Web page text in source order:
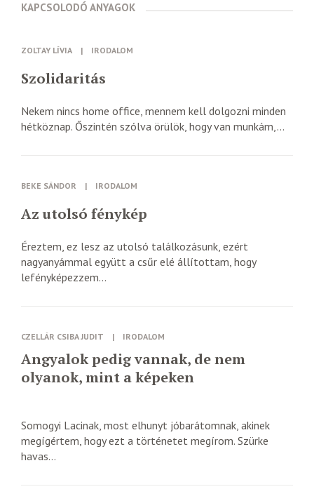
KAPCSOLODÓ ANYAGOK
ZOLTAY LÍVIA | IRODALOM
Szolidaritás
Nekem nincs home office, mennem kell dolgozni minden
hétköznap. Őszintén szólva örülök, hogy van munkám,...
BEKE SÁNDOR | IRODALOM
Az utolsó fénykép
Éreztem, ez lesz az utolsó találkozásunk, ezért
nagyanyámmal együtt a csűr elé állítottam, hogy
lefényképezzem...
CZELLÁR CSIBA JUDIT | IRODALOM
Angyalok pedig vannak, de nem
olyanok, mint a képeken
Somogyi Lacinak, most elhunyt jóbarátomnak, akinek
megígértem, hogy ezt a történetet megírom. Szürke
havas...